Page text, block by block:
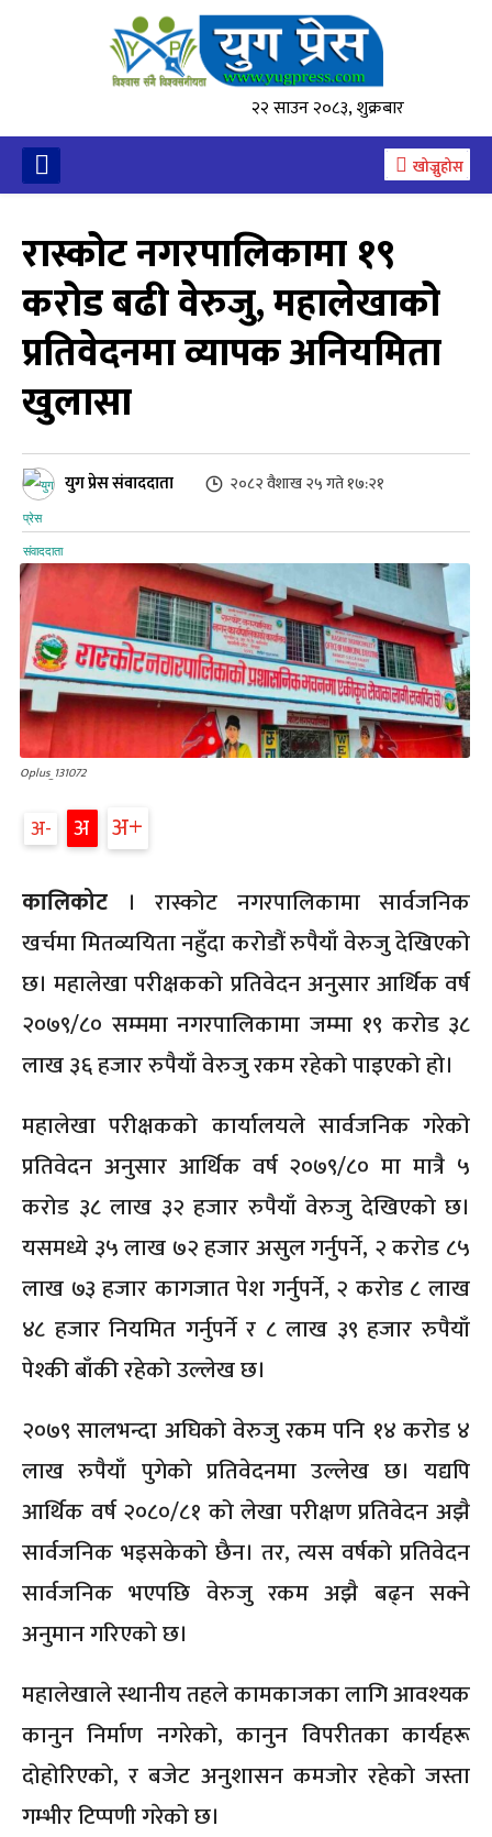
२२ साउन २०८३, शुक्रबार
खोज्नुहोस
रास्कोट नगरपालिकामा १९
करोड बढी वेरुजु, महालेखाको
प्रतिवेदनमा व्यापक अनियमिता
खुलासा
युग प्रेस संवाददाता २०८२ वैशाख २५ गते १७:२१
Oplus_131072
अ अ अ
कालिकोट । रास्कोट नगरपालिकामा सार्वजनिक
खर्चमा मितव्ययिता नहुँदा करोडौं रुपैयाँ वेरुजु देखिएको
छ। महालेखा परीक्षकको प्रतिवेदन अनुसार आर्थिक वर्ष
२०७९/८० सम्ममा नगरपालिकामा जम्मा १९ करोड ३८
लाख ३६ हजार रुपैयाँ वेरुजु रकम रहेको पाइएको हो।
महालेखा परीक्षकको कार्यालयले सार्वजनिक गरेको
प्रतिवेदन अनुसार आर्थिक वर्ष २०७९/८० मा मात्रै ५
करोड ३८ लाख ३२ हजार रुपैयाँ वेरुजु देखिएको छ।
यसमध्ये ३५ लाख ७२ हजार असुल गर्नुपर्ने, २ करोड ८५
लाख ७३ हजार कागजात पेश गर्नुपर्ने, २ करोड ८ लाख
४८ हजार नियमित गर्नुपर्ने र ८ लाख ३९ हजार रुपैयाँ
पेश्की बाँकी रहेको उल्लेख छ।
२०७९ सालभन्दा अघिको वेरुजु रकम पनि १४ करोड ४
लाख रुपैयाँ पुगेको प्रतिवेदनमा उल्लेख छ। यद्यपि
आर्थिक वर्ष २०८०/८१ को लेखा परीक्षण प्रतिवेदन अझै
सार्वजनिक भइसकेको छैन। तर, त्यस वर्षको प्रतिवेदन
सार्वजनिक भएपछि वेरुजु रकम अझै बढ्न सक्ने
अनुमान गरिएको छ।
महालेखाले स्थानीय तहले कामकाजका लागि आवश्यक
कानुन निर्माण नगरेको, कानुन विपरीतका कार्यहरू
दोहोरिएको, र बजेट अनुशासन कमजोर रहेको जस्ता
गम्भीर टिप्पणी गरेको छ।